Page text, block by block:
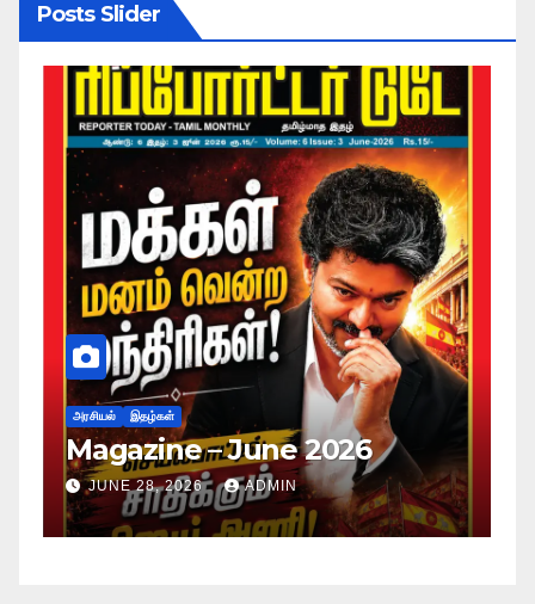
Posts Slider
அரசியல் இதழ்கள்
Magazine – May 2026
JUNE 28, 2026 ADMIN